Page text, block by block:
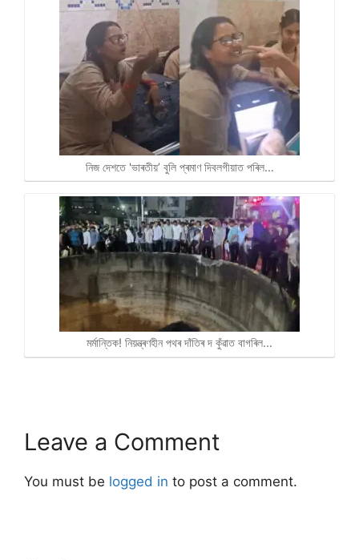
নিজ দেশতে 'ভাৰতীয়’ বুলি প্ৰমাণ দিবলগীয়াত পৰিল…
মৰ্মান্তিক! নিয়ন্ত্ৰণহীন পথৰ দাঁতিৰ দ কুঁৱাত বাগৰিল…
Leave a Comment
You must be logged in to post a comment.